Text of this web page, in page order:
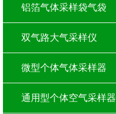
铝箔气体采样袋气袋
双气路大气采样仪
微型个体气体采样器
通用型个体空气采样器